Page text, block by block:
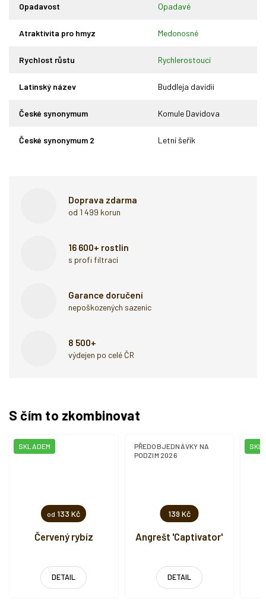
Opadavost Opadavé
Atraktivita pro hmyz Medonosné
Rychlost růstu Rychlerostoucí
Latinský název Buddleja davidii
České synonymum Komule Davidova
České synonymum 2 Letní šeřík
Doprava zdarma
od 1 499 korun
16 600+ rostlin
s profi filtrací
Garance doručení
nepoškozených sazenic
8 500+
výdejen po celé ČR
S čím to zkombinovat
od 133 Kč
Červený rybíz
SKLADEM
DETAIL
139 Kč
Angrešt 'Captivator'
PŘEDOBJEDNÁVKY NA
PODZIM 2026
DETAIL